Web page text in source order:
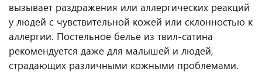
вызывает раздражения или аллергических реакций
у людей с чувствительной кожей или склонностью к
аллергии. Постельное белье из твил-сатина
рекомендуется даже для малышей и людей,
страдающих различными кожными проблемами.